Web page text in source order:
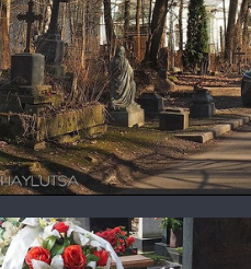
иконы Божией Матери